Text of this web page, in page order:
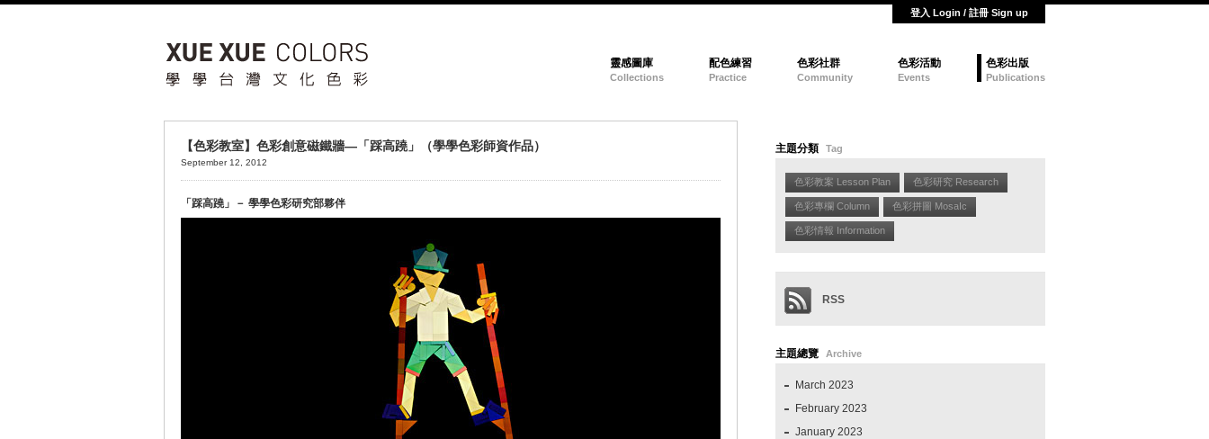
登入 Login / 註冊 Sign up
靈感圖庫
Collections
配色練習
Practice
色彩社群
Community
色彩活動
Events
色彩出版
Publications
【色彩教室】色彩創意磁鐵牆—「踩高蹺」（學學色彩師資作品）
September 12, 2012
「踩高蹺」－ 學學色彩研究部夥伴
主題分類 Tag
色彩教案 Lesson Plan 色彩研究 Research
色彩專欄 Column 色彩拼圖 MosaIc
色彩情報 Information
RSS
主題總覽 Archive
March 2023
February 2023
January 2023